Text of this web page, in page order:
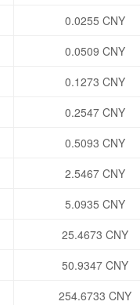
0.0255 CNY
0.0509 CNY
0.1273 CNY
0.2547 CNY
0.5093 CNY
2.5467 CNY
5.0935 CNY
25.4673 CNY
50.9347 CNY
254.6733 CNY